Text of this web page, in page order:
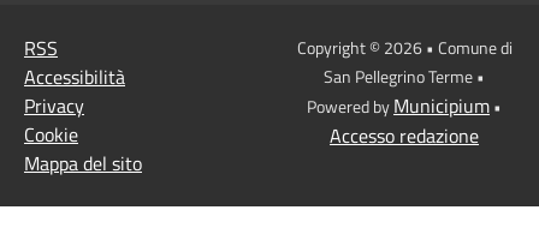
RSS
Accessibilità
Privacy
Cookie
Mappa del sito
Copyright © 2026 • Comune di
San Pellegrino Terme •
Powered byMunicipium•
Accesso redazione